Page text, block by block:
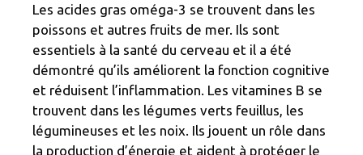
Les acides gras oméga-3 se trouvent dans les
poissons et autres fruits de mer. Ils sont
essentiels à la santé du cerveau et il a été
démontré qu’ils améliorent la fonction cognitive
et réduisent l’inflammation. Les vitamines B se
trouvent dans les légumes verts feuillus, les
légumineuses et les noix. Ils jouent un rôle dans
la production d’énergie et aident à protéger le